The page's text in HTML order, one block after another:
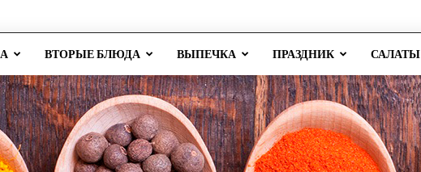
ВТОРЫЕ БЛЮДА ВЫПЕЧКА ПРАЗДНИК САЛАТЫ